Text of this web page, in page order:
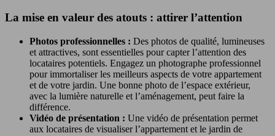
La mise en valeur des atouts : attirer l’attention
Photos professionnelles : Des photos de qualité, lumineuses
et attractives, sont essentielles pour capter l’attention des
locataires potentiels. Engagez un photographe professionnel
pour immortaliser les meilleurs aspects de votre appartement
et de votre jardin. Une bonne photo de l’espace extérieur,
avec la lumière naturelle et l’aménagement, peut faire la
différence.
Vidéo de présentation : Une vidéo de présentation permet
aux locataires de visualiser l’appartement et le jardin de